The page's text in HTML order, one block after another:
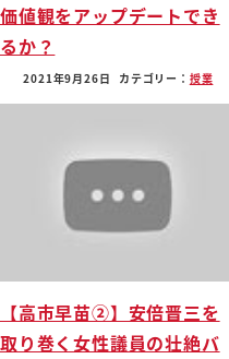
価値観をアップデートでき
るか？
2021年9月26日 カテゴリー： 授業
【高市早苗②】安倍晋三を
取り巻く女性議員の壮絶バ